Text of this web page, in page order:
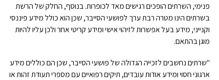
פנימי, השרתים הופכים רגישים מאד לכופרות. בנוסף, החלק של הרשת
בשרתים הינו מטרה רבת ערך לפושעי הסייבר, שכן הוא כולל מידע פיננסי
וקנייני, מידע בעל אפשרות לזיהוי אישי ומידע קריטי אחר ולכן עליו להיות
מוגן בהתאם.
"שרתים נחשבים לזכייה הגדולה של פושעי הסייבר, שכן הם כוללים מידע
ארגוני חסוי ומידע אודות עובדים, תיקים רפואיים עם מספרי תעודת זהות או